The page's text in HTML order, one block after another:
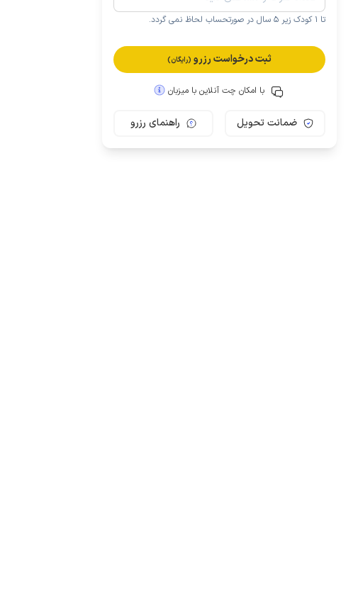
تا 1 کودک زیر 5 سال در صورتحساب لحاظ نمی گردد.
ثبت درخواست رزرو (رایگان)
با امکان چت آنلاین با میزبان
ضمانت تحویل راهنمای رزرو